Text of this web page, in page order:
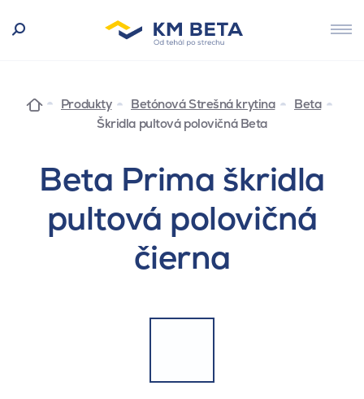
Produkty Betónová Strešná krytina
Beta
Škridla pultová polovičná Beta
Beta Prima škridla
pultová polovičná
čierna